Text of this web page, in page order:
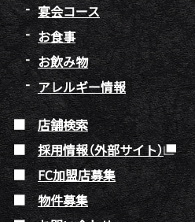
宴会コース
お食事
お飲み物
アレルギー情報
店舗検索
採用情報（外部サイト）
FC加盟店募集
物件募集